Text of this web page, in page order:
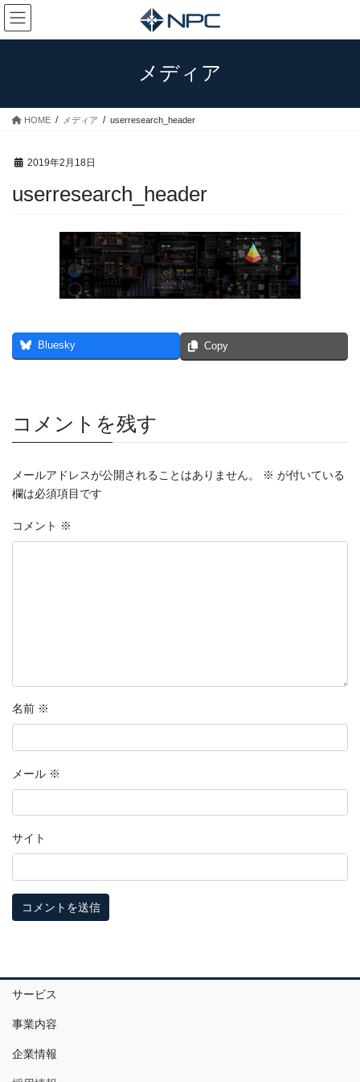
コ
ン
テ
ス
ナ
ビ
ゲ
ン
メディア
HOME メディア userresearch_header
2019年2月18日
userresearch_header
Bluesky Copy
コメントを残す
メールアドレスが公開されることはありません。 ※ が付いている
欄は必須項目です
コメント ※
名前 ※
メール ※
サイト
サービス
事業内容
企業情報